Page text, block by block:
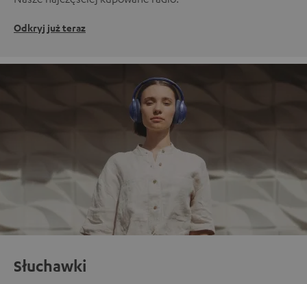
Odkryj już teraz
Słuchawki